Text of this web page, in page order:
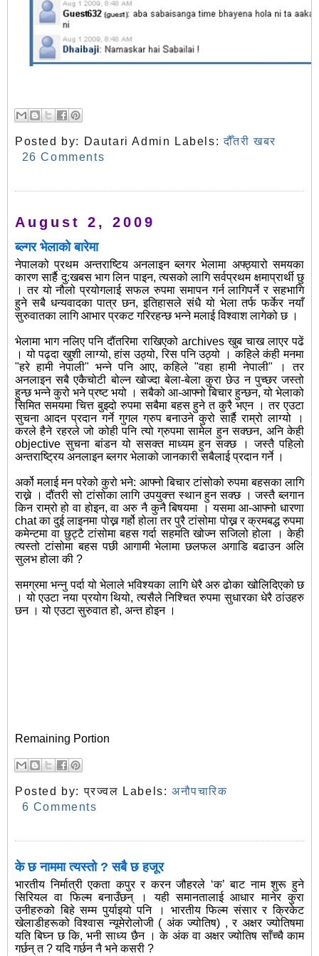
Posted by: Dautari Admin Labels:दौँतरी खबर
26 Comments
August 2, 2009
ब्ल्गर भेलाको बारेमा
नेपालको प्रथम अन्तराष्टिय अनलाइन ब्लगर भेलामा अफ्ठ्यारो समयका
कारण सार्है दु:खबस भाग लिन पाइन, त्यसको लागि सर्वप्रथम क्षमाप्रार्थी छु
। तर यो नौलो प्रयोगलाई सफल रुपमा समापन गर्न लागिपर्ने र सहभागि
हुने सबै धन्यवादका पात्र छन, इतिहासले संधै यो भेला तर्फ फर्केर नयाँ
सुरुवातका लागि आभार प्रकट गरिरहन्छ भन्ने मलाई विश्वाश लागेको छ ।
भेलामा भाग नलिए पनि दौंतरिमा राखिएको archives खुब चाख लाएर पढें
। यो पढ्दा खुशी लाग्यो, हांस उठ्यो, रिस पनि उठ्यो । कहिले कंही मनमा
"हरे हामी नेपाली" भन्ने पनि आए, कहिले "वहा हामी नेपाली" । तर
अनलाइन सबै एकैचोटी बोल्न खोज्दा बेला-बेला कुरा छेउ न पुच्छर जस्तो
हुन्छ भन्ने कुरो भने प्रष्ट भयो । सबैको आ-आफ्नो बिचार हुन्छन, यो भेलाको
सिमित समयमा चित्त बुझ्दो रुपमा सबैमा बहस हुने त कुरै भएन । तर एउटा
सुचना आदन प्रदान गर्ने गुगल ग्रुप बनाउने कुरो सार्है राम्रो लाग्यो ।
करले हैने रहरले जो कोही पनि त्यो ग्रुपमा सामेल हुन सक्छन, अनि केही
objective सुचना बांडन यो ससक्त माध्यम हुन सक्छ । जस्तै पहिलो
अन्तराष्ट्रिय अनलाइन ब्लगर भेलाको जानकारी सबैलाई प्रदान गर्ने ।
अर्को मलाई मन परेको कुरो भने: आफ्नो बिचार टांसोको रुपमा बहसका लागि
राख्ने । दौंतरी सो टांसोका लागि उपयुक्त्त स्थान हुन सक्छ । जस्तै ब्लगान
किन राम्रो हो वा होइन, वा अरु नै कुनै बिषयमा । यसमा आ-आफ्नो धारणा
chat का दुई लाइनमा पोख्न गर्हो होला तर पुरै टांसोमा पोख्न र क्रमबद्ध रुपमा
कमेन्टमा वा छुट्टै टांसोमा बहस गर्दा सहमति खोज्न सजिलो होला । केही
त्यस्तो टांसोमा बहस पछी आगामी भेलामा छलफल अगाडि बढाउन अलि
सुलभ होला की ?
समग्रमा भन्नु पर्दा यो भेलाले भविश्यका लागि धेरै अरु ढोका खोलिदिएको छ
। यो एउटा नया प्रयोग थियो, त्यसैले निश्चित रुपमा सुधारका धेरै ठांउहरु
छन । यो एउटा सुरुवात हो, अन्त होइन ।
Remaining Portion
Posted by:प्रज्वल Labels:अनौपचारिक
6 Comments
के छ नाममा त्यस्तो ? सबै छ हजूर
भारतीय निर्मात्री एकता कपुर र करन जौहरले ‘क’ बाट नाम शुरू हुने
सिरियल वा फिल्म बनाउँछन् । यही समानतालाई आधार मानेर कुरा
उनीहरुको बिहे सम्म पुर्याइयो पनि । भारतीय फिल्म संसार र क्रिकेट
खेलाडीहरूको विश्वास न्यूमेरोलोजी ( अंक ज्योतिष) , र अक्षर ज्योतिषमा
यति बिघ्न छ कि, भनी साध्य छैन । के अंक वा अक्षर ज्योतिष साँच्चै काम
गर्छन् त ? यदि गर्छन नै भने कसरी ?